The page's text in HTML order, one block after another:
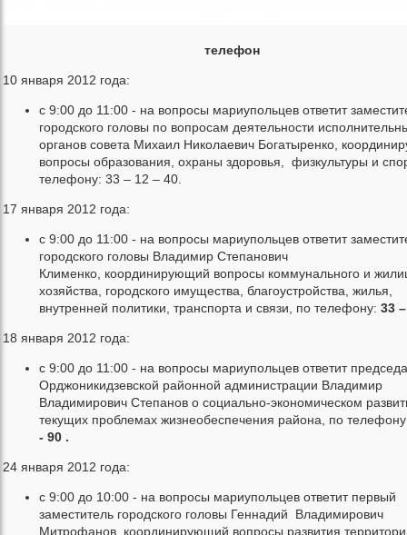
телефон
10 января 2012 года:
с 9:00 до 11:00 - на вопросы мариупольцев ответит
городского головы по вопросам деятельности
органов совета Михаил Николаевич Богатыренко,
вопросы образования, охраны здоровья, физкультуры и
телефону: 33 – 12 – 40.
17 января 2012 года:
с 9:00 до 11:00 - на вопросы мариупольцев ответит
городского головы Владимир Степанович
Клименко, координирующий вопросы коммунального и
хозяйства, городского имущества, благоустройства, жилья,
внутренней политики, транспорта и связи, по телефону: 33
18 января 2012 года:
с 9:00 до 11:00 - на вопросы мариупольцев ответит
Орджоникидзевской районной администрации Владимир
Владимирович Степанов о социально-экономическом
текущих проблемах жизнеобеспечения района, по
- 90 .
24 января 2012 года:
с 9:00 до 10:00 - на вопросы мариупольцев ответит первый
заместитель городского головы Геннадий Владимирович
Митрофанов, координирующий вопросы развития